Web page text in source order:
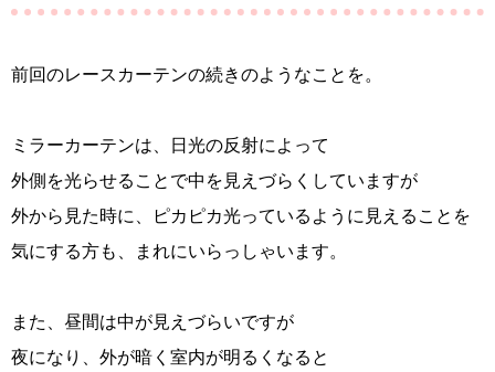
前回のレースカーテンの続きのようなことを。
ミラーカーテンは、日光の反射によって
外側を光らせることで中を見えづらくしていますが
外から見た時に、ピカピカ光っているように見えることを
気にする方も、まれにいらっしゃいます。
また、昼間は中が見えづらいですが
夜になり、外が暗く室内が明るくなると